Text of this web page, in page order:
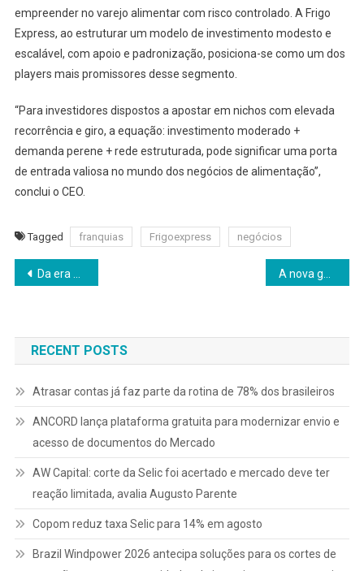
empreender no varejo alimentar com risco controlado. A Frigo
Express, ao estruturar um modelo de investimento modesto e
escalável, com apoio e padronização, posiciona-se como um dos
players mais promissores desse segmento.
“Para investidores dispostos a apostar em nichos com elevada
recorrência e giro, a equação: investimento moderado +
demanda perene + rede estruturada, pode significar uma porta
de entrada valiosa no mundo dos negócios de alimentação”,
conclui o CEO.
Tagged franquias Frigoexpress negócios
Navegação
Post
Da era do MS-DOS aos grandes bancos, a trajetória de Raniel de Queiroz na proteção de dados
RECENT POSTS
Atrasar contas já faz parte da rotina de 78% dos brasileiros
ANCORD lança plataforma gratuita para modernizar envio e
acesso de documentos do Mercado
AW Capital: corte da Selic foi acertado e mercado deve ter
reação limitada, avalia Augusto Parente
Copom reduz taxa Selic para 14% em agosto
Brazil Windpower 2026 antecipa soluções para os cortes de